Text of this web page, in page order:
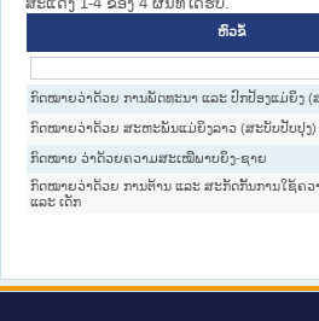
ຫົວຂໍ້
ກົດໝາຍວ່າດ້ວຍ ການພັດທະນາ ແລະ ປົກປ້ອງແມ່ຍິງ (
ກົດໝາຍວ່າດ້ວຍ ສະຫະພັນແມ່ຍິງລາວ (ສະບັບປັບປຸງ)
ກົດໝາຍ ວ່າດ້ວຍຄວາມສະເໝີພາບຍິງ-ຊາຍ
ກົດໝາຍວ່າດ້ວຍ ການຕ້ານ ແລະ ສະກັດກັ້ນການໃຊ້ຄວ
ແລະ ເດັກ